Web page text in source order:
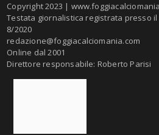
Copyright 2023 |
Testata giornalistica registrata presso il
8/2020
redazione@foggiacalciomania.com
Online dal 2001
Direttore responsabile: Roberto Parisi